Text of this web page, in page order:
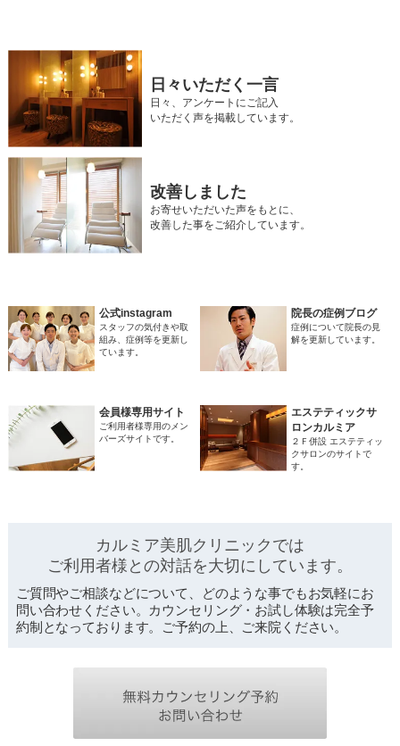
日々いただく一言
日々、アンケートにご記入
いただく声を掲載しています。
改善しました
お寄せいただいた声をもとに、
改善した事をご紹介しています。
公式instagram
スタッフの気付きや取
組み、症例等を更新し
ています。
院長の症例ブログ
症例について院長の見
解を更新しています。
会員様専用サイト
ご利用者様専用のメン
バーズサイトです。
エステティックサ
ロンカルミア
２Ｆ併設 エステティッ
クサロンのサイトで
す。
カルミア美肌クリニックでは
ご利用者様との対話を大切にしています。
ご質問やご相談などについて、どのような事でもお気軽にお
問い合わせください。カウンセリング・お試し体験は完全予
約制となっております。ご予約の上、ご来院ください。